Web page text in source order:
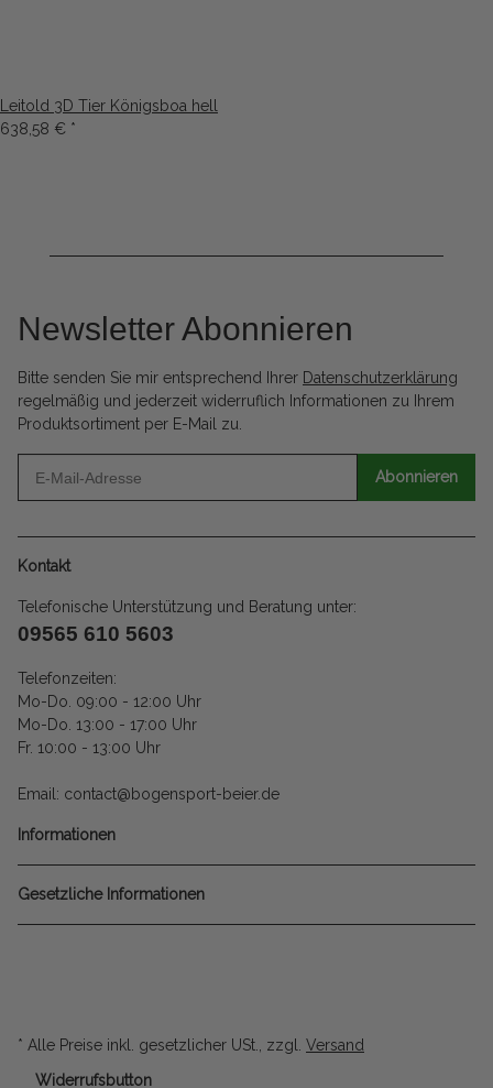
Leitold 3D Tier Königsboa hell
638,58 € *
Newsletter Abonnieren
Bitte senden Sie mir entsprechend Ihrer Datenschutzerklärung
regelmäßig und jederzeit widerruflich Informationen zu Ihrem
Produktsortiment per E-Mail zu.
Abonnieren
Kontakt
Telefonische Unterstützung und Beratung unter:
09565 610 5603
Telefonzeiten:
Mo-Do. 09:00 - 12:00 Uhr
Mo-Do. 13:00 - 17:00 Uhr
Fr. 10:00 - 13:00 Uhr
Email: contact@bogensport-beier.de
Informationen
Gesetzliche Informationen
* Alle Preise inkl. gesetzlicher USt., zzgl. Versand
Widerrufsbutton